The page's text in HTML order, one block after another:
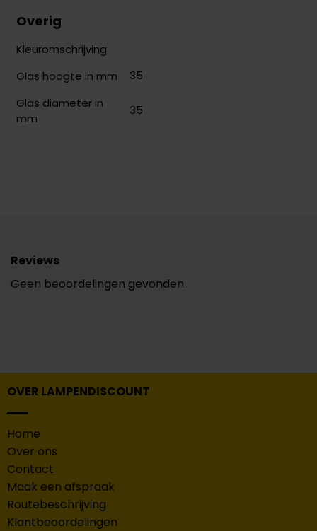
Overig
Kleuromschrijving
Glas hoogte in mm
35
Glas diameter in
mm
35
Reviews
Geen beoordelingen gevonden.
OVER LAMPENDISCOUNT
Home
Over ons
Contact
Maak een afspraak
Routebeschrijving
Klantbeoordelingen